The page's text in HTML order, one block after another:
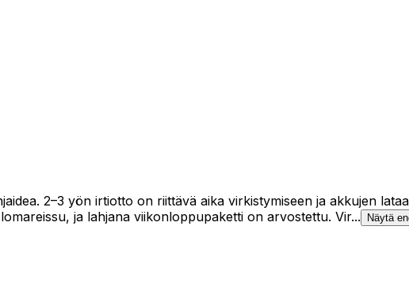
2–3 yön irtiotto on riittävä aika virkistymiseen ja akkujen
ja lahjana viikonloppupaketti on arvostettu. Vir...
Näytä